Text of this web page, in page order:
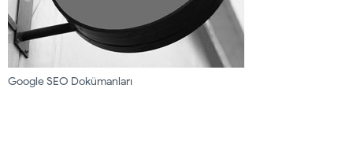
Google SEO Dokümanları